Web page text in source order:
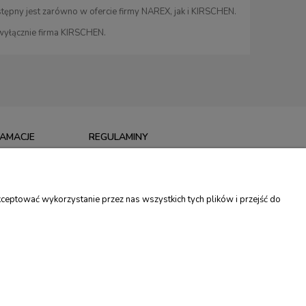
jest zarówno w ofercie firmy NAREX, jak i KIRSCHEN.
firma KIRSCHEN.
REGULAMINY
PROGRAM LOJALNOŚCIOWY
wykorzystanie przez nas wszystkich tych plików i przejść do